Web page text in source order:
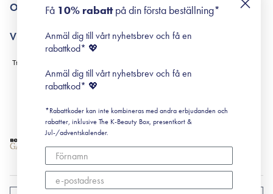
Retinol för nybörjare
Om Surisuri
Black Friday
Villkor
Leverans & Retur
Köpvillkor
Prenumerationsvillkor
Cookiepolicy
Få 10% rabattpå din första beställning*
Anmäl dig till vårt nyhetsbrev och få en
rabattkod* 💖
Anmäl dig till vårt nyhetsbrev och få en
rabattkod* 💖
*Rabattkoder kan inte kombineras med andra erbjudanden och
rabatter, inklusive The K-Beauty Box, presentkort &
Jul-/adventskalender.